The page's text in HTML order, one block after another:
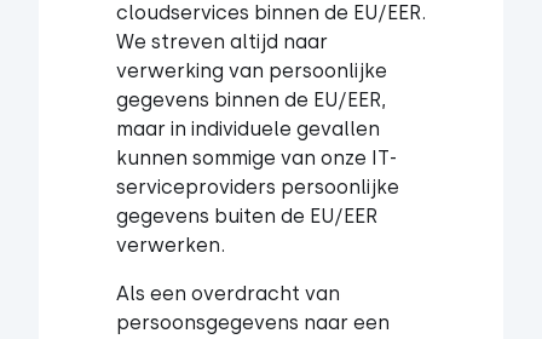
cloudservices binnen de EU/EER.
We streven altijd naar
verwerking van persoonlijke
gegevens binnen de EU/EER,
maar in individuele gevallen
kunnen sommige van onze IT-
serviceproviders persoonlijke
gegevens buiten de EU/EER
verwerken.
Als een overdracht van
persoonsgegevens naar een